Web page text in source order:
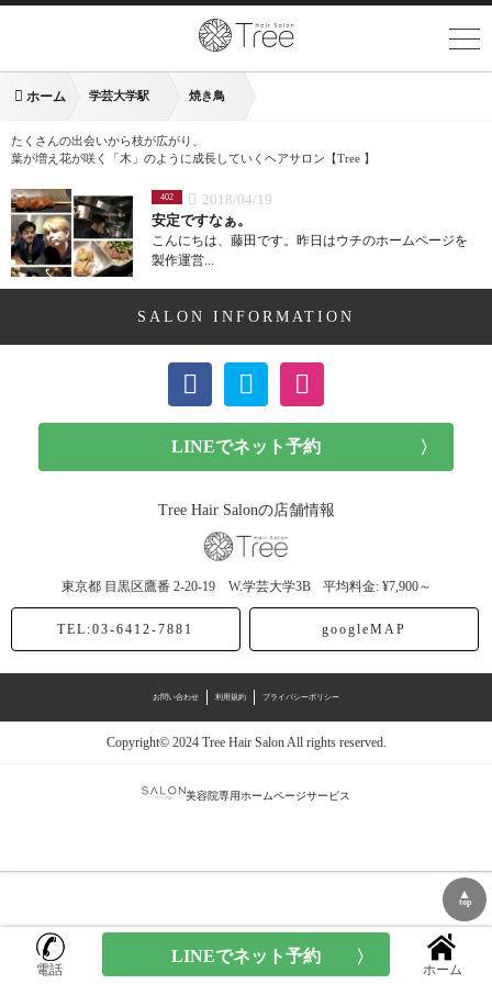
ホーム 学芸大学駅 焼き鳥
たくさんの出会いから枝が広がり、
葉が増え花が咲く「木」のように成長していくヘアサロン【Tree 】
402
2018/04/19
安定ですなぁ。
こんにちは、藤田です。昨日はウチのホームページを
製作運営...
SALON INFORMATION
Tree Hair Salonの店舗情報
東京都 目黒区鷹番 2-20-19 W.学芸大学3B 平均料金: ¥7,900～
TEL:03-6412-7881 googleMAP
お問い合わせ 利用規約 プライバシーポリシー
Copyright© 2024 Tree Hair Salon All rights reserved.
美容院専用ホームページサービス
▲
top
電話 ホーム